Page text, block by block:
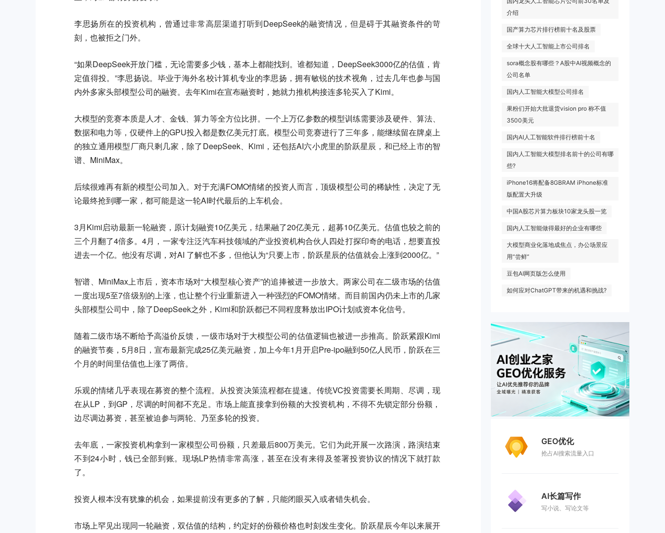
介绍
国产算力芯片排行榜前十名及股票
全球十大人工智能上市公司排名
sora概念股有哪些？A股中AI视频概念的
公司名单
国内人工智能大模型公司排名
果粉们开始大批退货vision pro 称不值
3500美元
国内AI人工智能软件排行榜前十名
国内人工智能大模型排名前十的公司有哪
些?
iPhone16将配备8GBRAM iPhone标准
版配置大升级
中国A股芯片算力板块10家龙头股一览
国内人工智能做得最好的企业有哪些
大模型商业化落地成焦点，办公场景应
用“尝鲜”
豆包AI网页版怎么使用
如何应对ChatGPT带来的机遇和挑战?
GEO优化
抢占AI搜索流量入口
AI长篇写作
写小说、写论文等
李思扬所在的投资机构，曾通过非常高层渠道打听到DeepSeek的融资情况，但是碍于其融资条件的苛
刻，也被拒之门外。
“如果DeepSeek开放门槛，无论需要多少钱，基本上都能找到。谁都知道，DeepSeek3000亿的估值，肯
定值得投。”李思扬说。毕业于海外名校计算机专业的李思扬，拥有敏锐的技术视角，过去几年也参与国
内外多家头部模型公司的融资。去年Kimi在宣布融资时，她就力推机构接连多轮买入了Kimi。
大模型的竞赛本质是人才、金钱、算力等全方位比拼。一个上万亿参数的模型训练需要涉及硬件、算法、
数据和电力等，仅硬件上的GPU投入都是数亿美元打底。模型公司竞赛进行了三年多，能继续留在牌桌上
的独立通用模型厂商只剩几家，除了DeepSeek、Kimi，还包括AI六小虎里的阶跃星辰，和已经上市的智
谱、MiniMax。
后续很难再有新的模型公司加入。对于充满FOMO情绪的投资人而言，顶级模型公司的稀缺性，决定了无
论最终抢到哪一家，都可能是这一轮AI时代最后的上车机会。
3月Kimi启动最新一轮融资，原计划融资10亿美元，结果融了20亿美元，超募10亿美元。估值也较之前的
三个月翻了4倍多。4月，一家专注泛汽车科技领域的产业投资机构合伙人四处打探印奇的电话，想要直投
进去一个亿。他没有尽调，对AI 了解也不多，但他认为“只要上市，阶跃星辰的估值就会上涨到2000亿。”
智谱、MiniMax上市后，资本市场对“大模型核心资产”的追捧被进一步放大。两家公司在二级市场的估值
一度出现5至7倍级别的上涨，也让整个行业重新进入一种强烈的FOMO情绪。而目前国内仍未上市的几家
头部模型公司中，除了DeepSeek之外，Kimi和阶跃都已不同程度释放出IPO计划或资本化信号。
随着二级市场不断给予高溢价反馈，一级市场对于大模型公司的估值逻辑也被进一步推高。阶跃紧跟Kimi
的融资节奏，5月8日，宣布最新完成25亿美元融资，加上今年1月开启Pre-ipo融到50亿人民币，阶跃在三
个月的时间里估值也上涨了两倍。
乐观的情绪几乎表现在募资的整个流程。从投资决策流程都在提速。传统VC投资需要长周期、尽调，现
在从LP，到GP，尽调的时间都不充足。市场上能直接拿到份额的大投资机构，不得不先锁定部分份额，
边尽调边募资，甚至被迫参与两轮、乃至多轮的投资。
去年底，一家投资机构拿到一家模型公司份额，只差最后800万美元。它们为此开展一次路演，路演结束
不到24小时，钱已全部到账。现场LP热情非常高涨，甚至在没有来得及签署投资协议的情况下就打款
了。
投资人根本没有犹豫的机会，如果提前没有更多的了解，只能闭眼买入或者错失机会。
市场上罕见出现同一轮融资，双估值的结构，约定好的份额价格也时刻发生变化。阶跃星辰今年以来展开